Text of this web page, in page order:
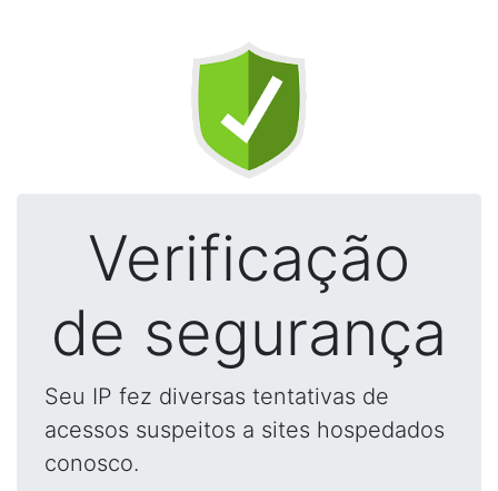
Verificação
de segurança
Seu IP fez diversas tentativas de
acessos suspeitos a sites hospedados
conosco.